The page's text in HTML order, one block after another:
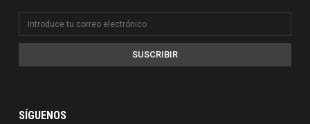
SUSCRIBIR
SÍGUENOS